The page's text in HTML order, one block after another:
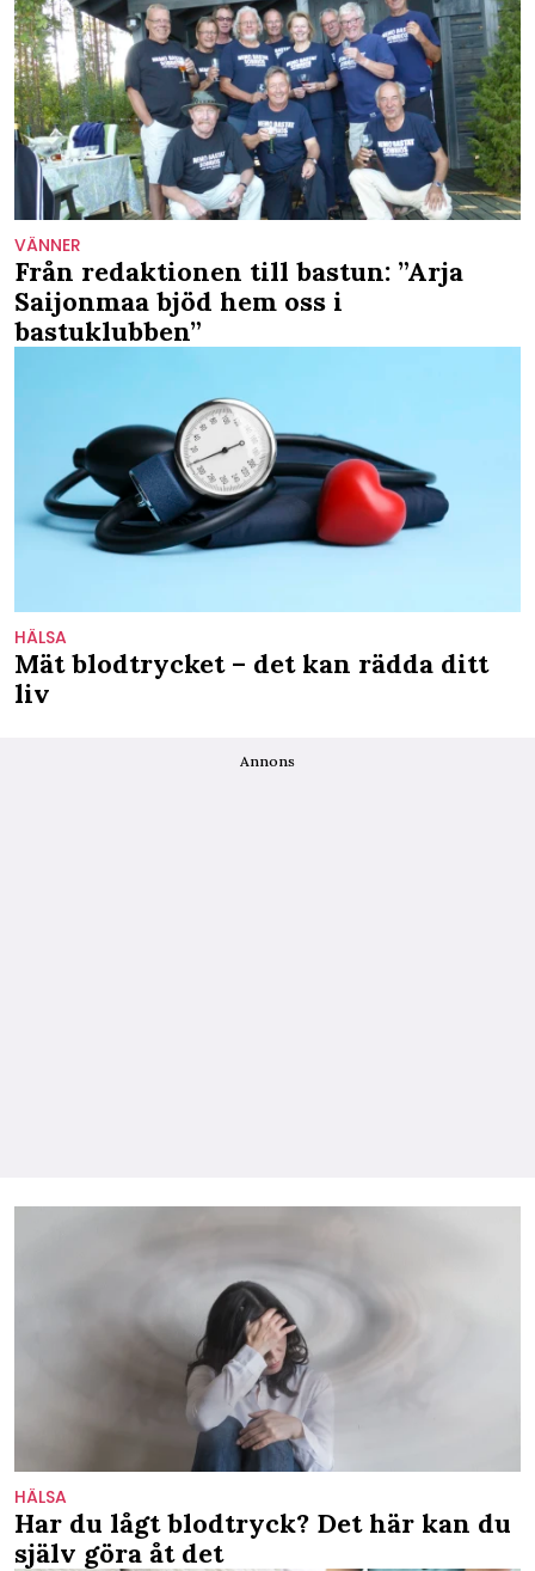
VÄNNER
Från redaktionen till bastun: ”Arja
Saijonmaa bjöd hem oss i
bastuklubben”
HÄLSA
Mät blodtrycket – det kan rädda ditt
liv
Annons
HÄLSA
Har du lågt blodtryck? Det här kan du
själv göra åt det